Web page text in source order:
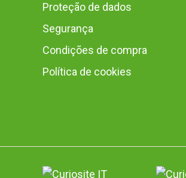
Proteção de dados
Segurança
Condições de compra
Política de cookies